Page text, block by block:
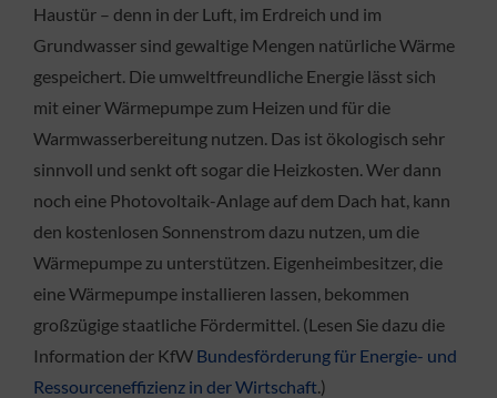
Haustür – denn in der Luft, im Erdreich und im
Grundwasser sind gewaltige Mengen natürliche Wärme
gespeichert. Die umweltfreundliche Energie lässt sich
mit einer Wärmepumpe zum Heizen und für die
Warmwasserbereitung nutzen. Das ist ökologisch sehr
sinnvoll und senkt oft sogar die Heizkosten. Wer dann
noch eine Photovoltaik-Anlage auf dem Dach hat, kann
den kostenlosen Sonnenstrom dazu nutzen, um die
Wärmepumpe zu unterstützen. Eigenheimbesitzer, die
eine Wärmepumpe installieren lassen, bekommen
großzügige staatliche Fördermittel. (Lesen Sie dazu die
Information der KfW Bundesförderung für Energie- und
Ressourceneffizienz in der Wirtschaft.)